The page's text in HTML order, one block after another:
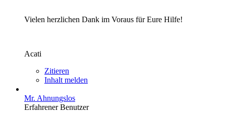
Vielen herzlichen Dank im Voraus für Eure Hilfe!
Acati
Zitieren
Inhalt melden
Mr. Ahnungslos
Erfahrener Benutzer